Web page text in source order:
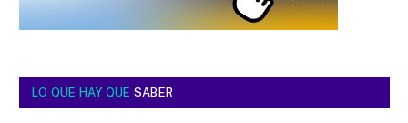
LO QUE HAY QUE SABER